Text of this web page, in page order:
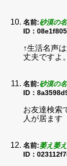
名前:砂漠の
ID：
↑生活名声
丈夫ですよ。
名前:砂漠の
ID：
お友達検索
人が居ます
名前:萎え萎
ID：